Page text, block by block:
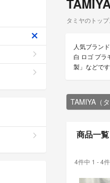
タミヤのトッ
人気ブラン
白 ロゴ プ
製」などで
TAMIYA（タ
商品一覧
4件中 1 - 4件